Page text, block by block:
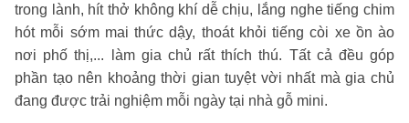
trong lành, hít thở không khí dễ chịu, lắng nghe tiếng chim
hót mỗi sớm mai thức dậy, thoát khỏi tiếng còi xe ồn ào
nơi phố thị,... làm gia chủ rất thích thú. Tất cả đều góp
phần tạo nên khoảng thời gian tuyệt vời nhất mà gia chủ
đang được trải nghiệm mỗi ngày tại nhà gỗ mini.